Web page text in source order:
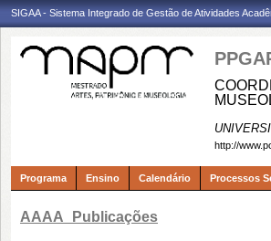
SIGAA - Sistema Integrado de Gestão de Atividades
http://
Programa Ensino Calendário Processos
AAAA_Publicações